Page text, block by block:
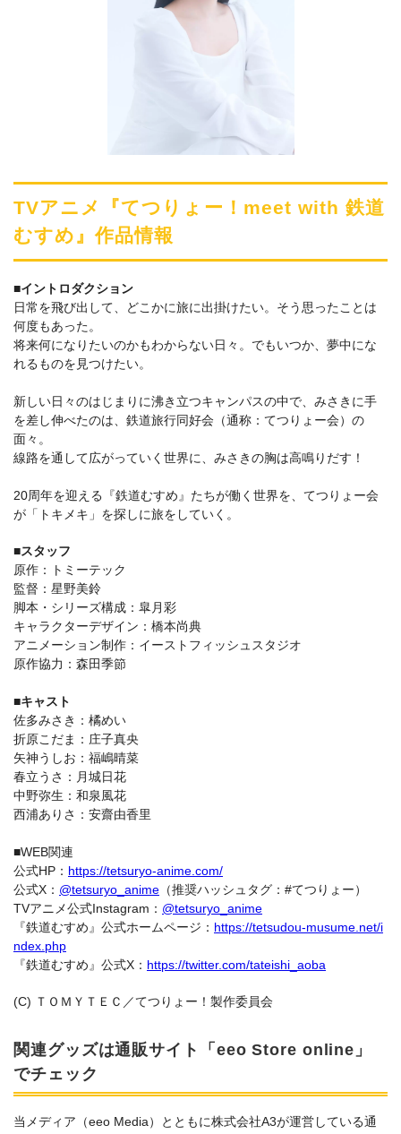
TVアニメ『てつりょー！meet with 鉄道
むすめ』作品情報
■イントロダクション
日常を飛び出して、どこかに旅に出掛けたい。そう思ったことは
何度もあった。
将来何になりたいのかもわからない日々。でもいつか、夢中にな
れるものを見つけたい。
新しい日々のはじまりに沸き立つキャンパスの中で、みさきに手
を差し伸べたのは、鉄道旅行同好会（通称：てつりょー会）の
面々。
線路を通して広がっていく世界に、みさきの胸は高鳴りだす！
20周年を迎える『鉄道むすめ』たちが働く世界を、てつりょー会
が「トキメキ」を探しに旅をしていく。
■スタッフ
原作：トミーテック
監督：星野美鈴
脚本・シリーズ構成：皐月彩
キャラクターデザイン：橋本尚典
アニメーション制作：イーストフィッシュスタジオ
原作協力：森田季節
■キャスト
佐多みさき：橘めい
折原こだま：庄子真央
矢神うしお：福嶋晴菜
春立うさ：月城日花
中野弥生：和泉風花
西浦ありさ：安齋由香里
■WEB関連
公式HP： https://tetsuryo-anime.com/
公式X： @tetsuryo_anime （推奨ハッシュタグ：#てつりょー）
TVアニメ公式Instagram： @tetsuryo_anime
『鉄道むすめ』公式ホームページ： https://tetsudou-musume.net/i
ndex.php
『鉄道むすめ』公式X： https://twitter.com/tateishi_aoba
(C) ＴＯＭＹＴＥＣ／てつりょー！製作委員会
関連グッズは通販サイト「eeo Store online」
でチェック
当メディア（eeo Media）とともに株式会社A3が運営している通